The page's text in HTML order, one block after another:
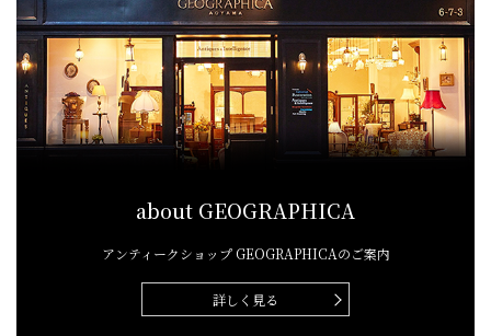
about GEOGRAPHICA
アンティークショップGEOGRAPHICAのご案内
詳しく見る